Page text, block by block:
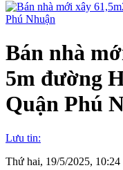
Bán nhà
5m đường
Quận Phú
Lưu tin:
Thứ hai, 19/5/2025,